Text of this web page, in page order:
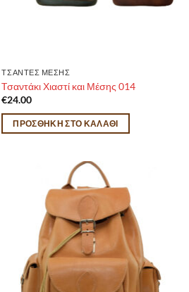
ΤΣΑΝΤΕΣ ΜΕΣΗΣ
Tσαντάκι Χιαστί και Μέσης 014
€24.00
ΠΡΟΣΘΉΚΗ ΣΤΟ ΚΑΛΆΘΙ